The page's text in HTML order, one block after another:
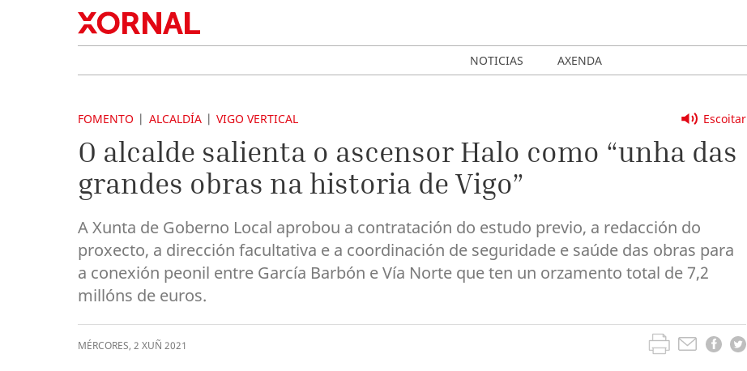
NOTICIAS AXENDA
Escoitar
FOMENTO ALCALDÍA VIGO VERTICAL
O alcalde salienta o ascensor Halo como “unha das
grandes obras na historia de Vigo”
A Xunta de Goberno Local aprobou a contratación do estudo previo, a redacción do
proxecto, a dirección facultativa e a coordinación de seguridade e saúde das obras para
a conexión peonil entre García Barbón e Vía Norte que ten un orzamento total de 7,2
millóns de euros.
MÉRCORES, 2 XUÑ 2021